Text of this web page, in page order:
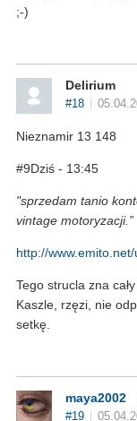
;-)
Delirium
#18
Nieznamir 13 148
#9Dziś - 13:45
"sprzedam tanio
vintage motoryzacji.”
http://
Tego strucla zna
Kaszle, rzęzi, nie
setkę.
maya2002
#19